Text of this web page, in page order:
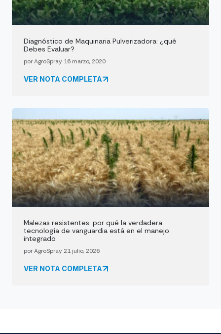
Diagnóstico de Maquinaria Pulverizadora: ¿qué
Debes Evaluar?
por AgroSpray 16 marzo, 2020
VER NOTA COMPLETA
Malezas resistentes: por qué la verdadera
tecnología de vanguardia está en el manejo
integrado
por AgroSpray 21 julio, 2026
VER NOTA COMPLETA